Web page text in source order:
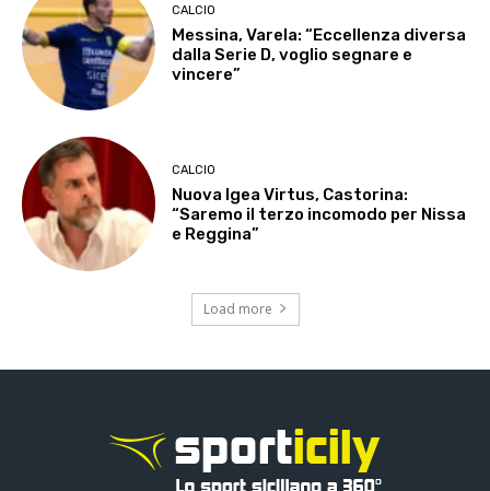
CALCIO
Messina, Varela: “Eccellenza diversa
dalla Serie D, voglio segnare e
vincere”
CALCIO
Nuova Igea Virtus, Castorina:
“Saremo il terzo incomodo per Nissa
e Reggina”
Load more